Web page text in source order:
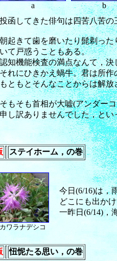
a b
投函してきた俳句は四苦八苦の
朝起きて歯を磨いたり髭剃っ
いて戸惑うこともある。
認知機能検査の満点なんて，決
それにひきかえ蝸牛。君は所作
もともとそんなことからは解放
そもそも首相が大嘘(アンダー
申し訳ありませんでした，と
ステイホーム，の巻
ワラナデシコ
今日(6/16)は，
どこにも出か
一昨日(6/14)，
忸怩たる思い，の巻